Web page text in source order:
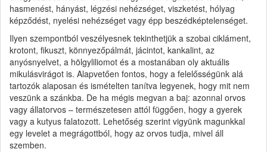
hasmenést, hányást, légzési nehézséget, viszketést, hólyag
képződést, nyelési nehézséget vagy épp beszédképtelenséget.
Ilyen szempontból veszélyesnek tekinthetjük a szobai cikláment,
krotont, fikuszt, könnyezőpálmát, jácintot, kankalint, az
anyósnyelvet, a hölgyliliomot és a mostanában oly aktuális
mikulásvirágot is. Alapvetően fontos, hogy a felelősségünk alá
tartozók alaposan és ismételten tanítva legyenek, hogy mit nem
veszünk a szánkba. De ha mégis megvan a baj: azonnal orvos
vagy állatorvos – természetesen attól függően, hogy a gyerek
vagy a kutyus falatozott. Lehetőség szerint vigyünk magunkkal
egy levelet a megrágottból, hogy az orvos tudja, mivel áll
szemben.